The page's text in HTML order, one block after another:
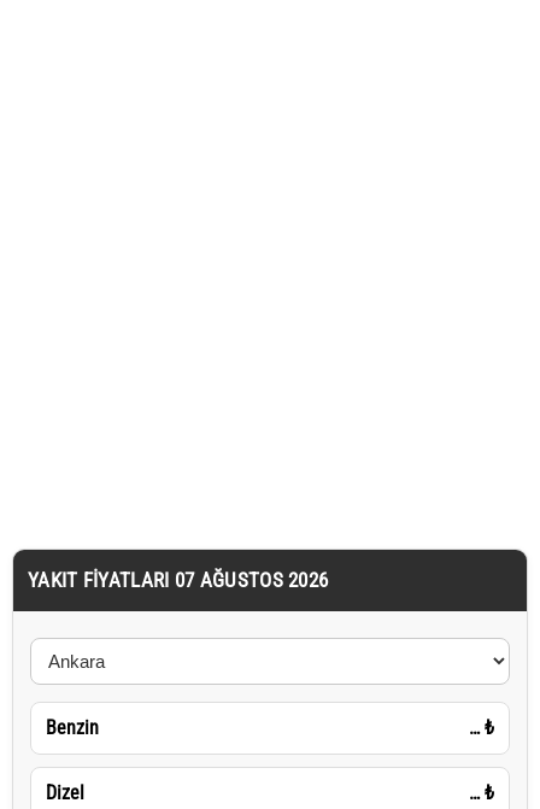
YAKIT FIYATLARI 07 AĞUSTOS 2026
Benzin … ₺
Dizel … ₺